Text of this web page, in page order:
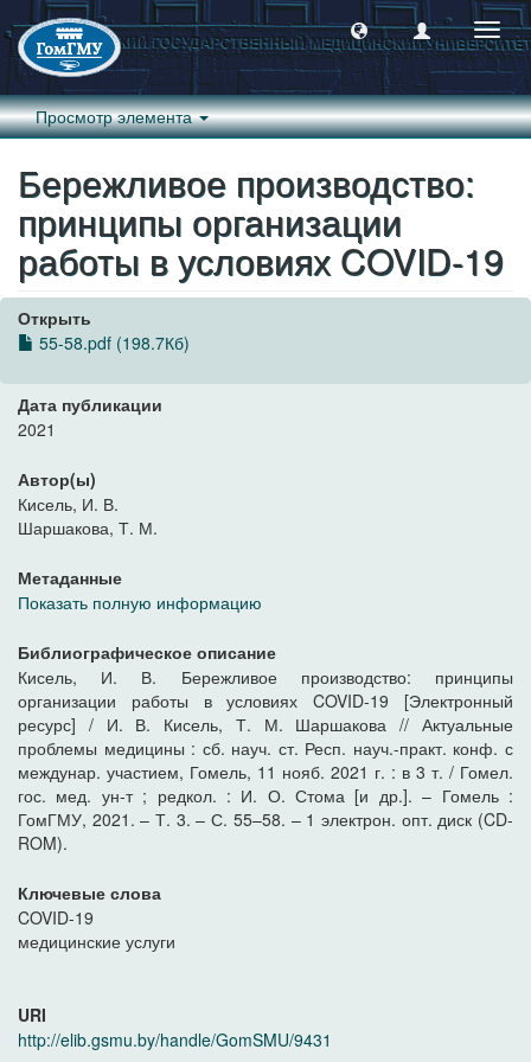
Просмотр элемента
Бережливое производство:
принципы организации
работы в условиях COVID-19
Открыть
55-58.pdf (198.7Кб)
Дата публикации
2021
Автор(ы)
Кисель, И. В.
Шаршакова, Т. М.
Метаданные
Показать полную информацию
Библиографическое описание
Кисель, И. В. Бережливое производство: принципы
организации работы в условиях COVID-19 [Электронный
ресурс] / И. В. Кисель, Т. М. Шаршакова // Актуальные
проблемы медицины : сб. науч. ст. Респ. науч.-практ. конф. с
междунар. участием, Гомель, 11 нояб. 2021 г. : в 3 т. / Гомел.
гос. мед. ун-т ; редкол. : И. О. Стома [и др.]. – Гомель :
ГомГМУ, 2021. – Т. 3. – С. 55–58. – 1 электрон. опт. диск (CD-
ROM).
Ключевые слова
COVID-19
медицинские услуги
URI
http://elib.gsmu.by/handle/GomSMU/9431